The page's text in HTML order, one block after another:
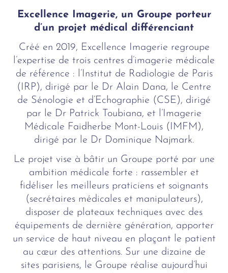
Excellence Imagerie, un Groupe porteur
d’un projet médical différenciant
Créé en 2019, Excellence Imagerie regroupe
l’expertise de trois centres d’imagerie médicale
de référence : l’Institut de Radiologie de Paris
(IRP), dirigé par le Dr Alain Dana, le Centre
de Sénologie et d’Echographie (CSE), dirigé
par le Dr Patrick Toubiana, et l’Imagerie
Médicale Faidherbe Mont-Louis (IMFM),
dirigé par le Dr Dominique Najmark.
Le projet vise à bâtir un Groupe porté par une
ambition médicale forte : rassembler et
fidéliser les meilleurs praticiens et soignants
(secrétaires médicales et manipulateurs),
disposer de plateaux techniques avec des
équipements de dernière génération, apporter
un service de haut niveau en plaçant le patient
au cœur des attentions. Sur une dizaine de
sites parisiens, le Groupe réalise aujourd’hui